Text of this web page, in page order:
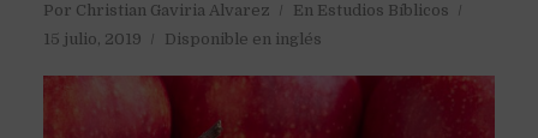
Por Christian Gaviria Alvarez En Estudios Bíblicos
15 julio, 2019
Disponible en inglés